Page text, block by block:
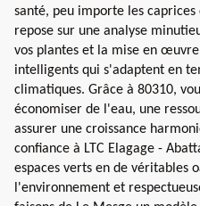
santé, peu importe les
repose sur une analyse
vos plantes et la mise en
intelligents qui s'adaptent en
climatiques. Grâce à 80310,
économiser de l'eau, une
assurer une croissance
confiance à LTC Elagage -
espaces verts en de véritables
l'environnement et